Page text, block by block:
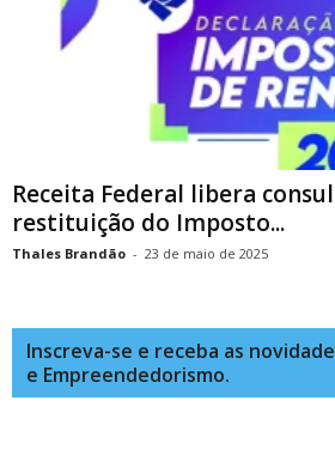
Receita Federal libera
restituição do Imposto...
Thales Brandão - 23 de maio de 2025
Inscreva-se e receba as
e Empreendedorismo.